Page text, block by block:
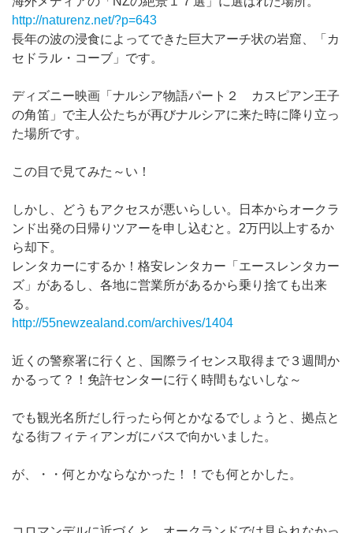
http://naturenz.net/?p=643
長年の波の浸食によってできた巨大アーチ状の岩窟、「カ
セドラル・コーブ」です。
ディズニー映画「ナルシア物語パート２ カスピアン王子
の角笛」で主人公たちが再びナルシアに来た時に降り立っ
た場所です。
この目で見てみた～い！
しかし、どうもアクセスが悪いらしい。日本からオークラ
ンド出発の日帰りツアーを申し込むと。2万円以上するか
ら却下。
レンタカーにするか！格安レンタカー「エースレンタカー
ズ」があるし、各地に営業所があるから乗り捨ても出来
る。
http://55newzealand.com/archives/1404
近くの警察署に行くと、国際ライセンス取得まで３週間か
かるって？！免許センターに行く時間もないしな～
でも観光名所だし行ったら何とかなるでしょうと、拠点と
なる街フィティアンガにバスで向かいました。
が、・・何とかならなかった！！でも何とかした。